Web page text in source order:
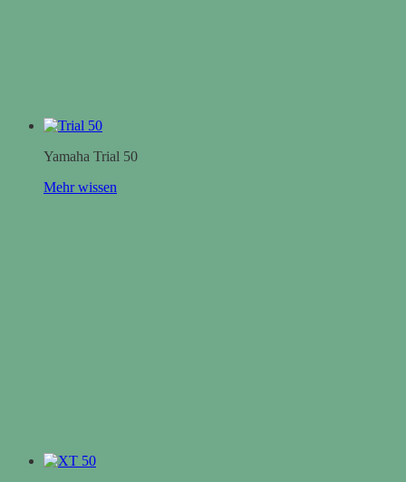
Yamaha Trial 50
Mehr wissen